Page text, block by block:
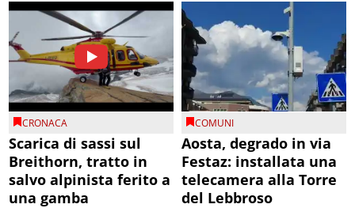
CRONACA
Scarica di sassi sul
Breithorn, tratto in
salvo alpinista ferito a
una gamba
COMUNI
Aosta, degrado in via
Festaz: installata una
telecamera alla Torre
del Lebbroso